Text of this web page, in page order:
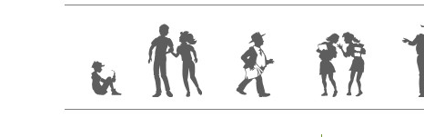
Mach mit Forstinning